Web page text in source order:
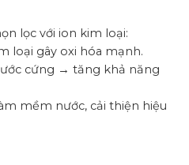
lọc với ion kim loại:
loại gây oxi hóa mạnh.
cứng → tăng khả năng
mềm nước, cải thiện hiệu